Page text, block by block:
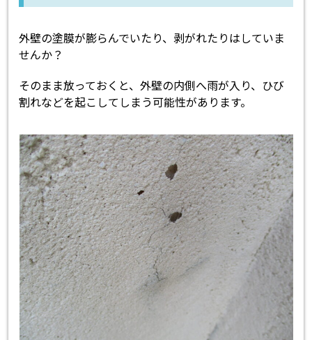
外壁の塗膜が膨らんでいたり、剥がれたりはしていま
せんか？
そのまま放っておくと、外壁の内側へ雨が入り、ひび
割れなどを起こしてしまう可能性があります。